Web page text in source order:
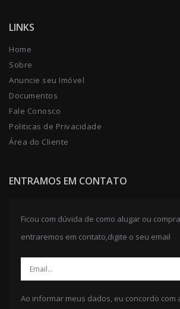
LINKS
Home
Sobre
Anuncie seu Imóvel
Documentos
Fale Conosco
Politicas de Privacidade
Área do Cliente
ENTRAMOS EM CONTATO
Ficou com dúvida de como alugar ou
entraremos em contato,digite o seu email
Ao informar meus dados, eu concordo com